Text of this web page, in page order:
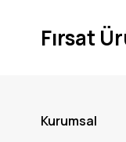
Fırsat
Kurumsal